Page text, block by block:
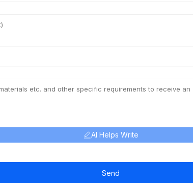
AI Helps Write
Send